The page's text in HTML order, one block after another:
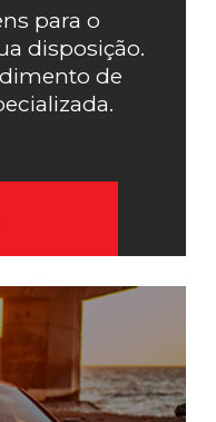
para o
disposição.
de